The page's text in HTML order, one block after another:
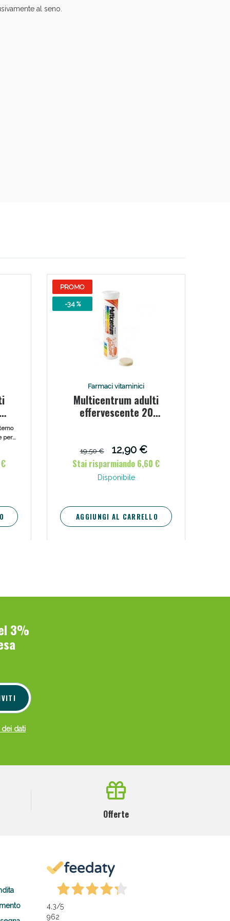
al seno.
per
PROMO
-34 %
Farmaci vitaminici
Multicentrum adulti
effervescente 20
19,50 €
12,90 €
Stai risparmiando 6,60 €
Disponibile
AGGIUNGI AL CARRELLO
3%
dati
Offerte
4,3/5
962